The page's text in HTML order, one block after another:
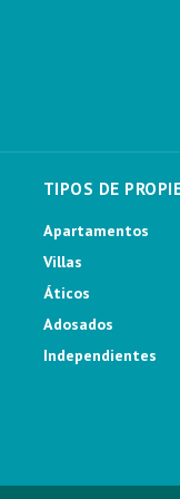
TIPOS DE
Apartamentos
Villas
Áticos
Adosados
Independientes